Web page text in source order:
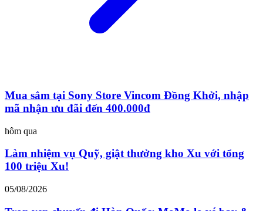
Mua sắm tại Sony Store Vincom Đồng Khởi, nhập
mã nhận ưu đãi đến 400.000đ
hôm qua
Làm nhiệm vụ Quỹ, giật thưởng kho Xu với tổng
100 triệu Xu!
05/08/2026